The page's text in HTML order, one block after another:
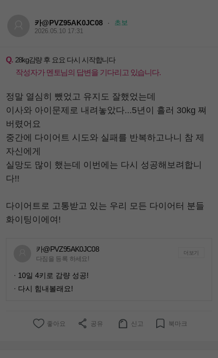
카@PVZ95AK0JC08 · 초보
2026.05.10 17:31
Q. 28kg감량 후 요요 다시 시작합니다
작성자가 멘토님의 답변을 기다리고 있습니다.
정말 열심히 뺐었고 유지도 잘했었는데
이사와 아이문제로 내려놓았다...5년이 흘러 30kg 쪄
버렸어요
중간에 다이어트 시도와 실패를 반복하고나니 참 제
자신에게
실망도 많이 했는데 이번에는 다시 성공해보려합니
다!!
다이어트로 고통받고 있는 우리 모든 다이어터 분들
화이팅이에여!
카@PVZ95AK0JC08
다짐을 등록 하세요!
더보기
· 10일 4키로 감량 성공!
· 다시 힘내볼래요!
좋아요 공유 신고 북마크